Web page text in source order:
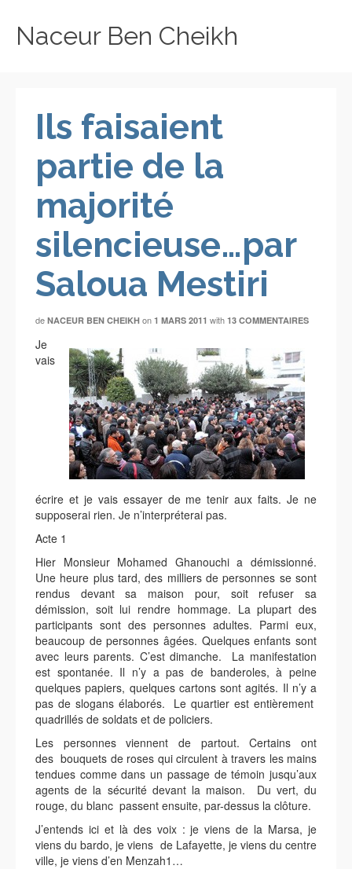
Naceur Ben Cheikh
Ils faisaient
partie de la
majorité
silencieuse…par
Saloua Mestiri
de NACEUR BEN CHEIKH on 1 MARS 2011 with 13 COMMENTAIRES
Je
vais
écrire et je vais essayer de me tenir aux faits. Je ne
supposerai rien. Je n’interpréterai pas.
Acte 1
Hier Monsieur Mohamed Ghanouchi a démissionné.
Une heure plus tard, des milliers de personnes se sont
rendus devant sa maison pour, soit refuser sa
démission, soit lui rendre hommage. La plupart des
participants sont des personnes adultes. Parmi eux,
beaucoup de personnes âgées. Quelques enfants sont
avec leurs parents. C’est dimanche. La manifestation
est spontanée. Il n’y a pas de banderoles, à peine
quelques papiers, quelques cartons sont agités. Il n’y a
pas de slogans élaborés. Le quartier est entièrement
quadrillés de soldats et de policiers.
Les personnes viennent de partout. Certains ont
des bouquets de roses qui circulent à travers les mains
tendues comme dans un passage de témoin jusqu’aux
agents de la sécurité devant la maison. Du vert, du
rouge, du blanc passent ensuite, par-dessus la clôture.
J’entends ici et là des voix : je viens de la Marsa, je
viens du bardo, je viens de Lafayette, je viens du centre
ville, je viens d’en Menzah1…